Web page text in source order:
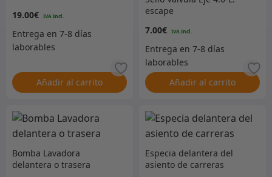
19.00€
Añadir al carrito
escape
7.00€
Añadir al carrito
Bomba Lavadora
delantera o trasera
Especia delantera del
asiento de carreras